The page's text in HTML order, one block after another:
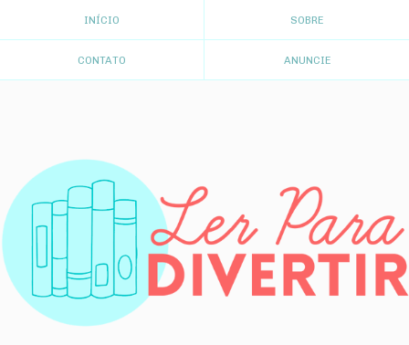
INÍCIO SOBRE
CONTATO ANUNCIE